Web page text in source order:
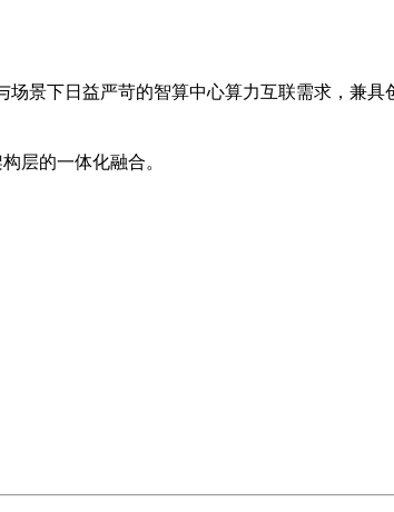
景下日益严苛的智算中心算力互联需求，兼具
层的一体化融合。